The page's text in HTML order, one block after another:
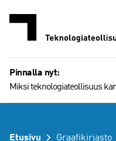
Pinnalla nyt:
Miksi teknologiateollisuus
Etusivu Graafikirjasto